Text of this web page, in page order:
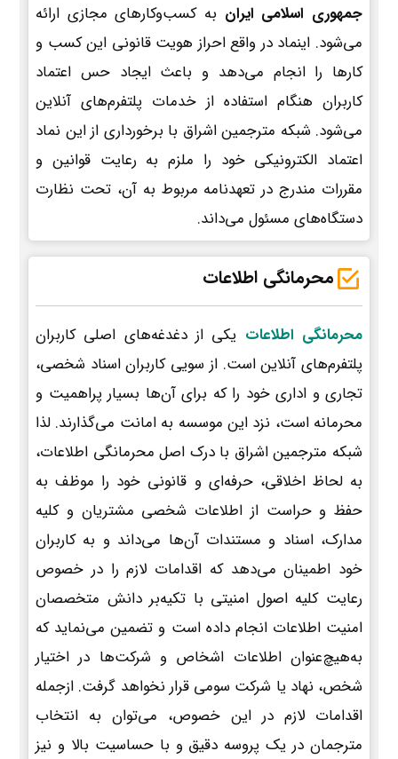
جمهوری اسلامی ایران به کسب‌وکارهای مجازی ارائه
می‌شود. اینماد در واقع احراز هویت قانونی این کسب و
کارها را انجام می‌دهد و باعث ایجاد حس اعتماد
کاربران هنگام استفاده از خدمات پلتفرم‌های آنلاین
می‌شود. شبکه مترجمین اشراق با برخورداری از این نماد
اعتماد الکترونیکی خود را ملزم به رعایت قوانین و
مقررات مندرج در تعهدنامه مربوط به آن، تحت نظارت
دستگاه‌های مسئول می‌داند.
محرمانگی اطلاعات
محرمانگی اطلاعات یکی از دغدغه‌های اصلی کاربران
پلتفرم‌های آنلاین است. از سویی کاربران اسناد شخصی،
تجاری و اداری خود را که برای آن‌ها بسیار پراهمیت و
محرمانه است، نزد این موسسه به امانت می‌گذارند. لذا
شبکه مترجمین اشراق با درک اصل محرمانگی اطلاعات،
به لحاظ اخلاقی، حرفه‌ای و قانونی خود را موظف به
حفظ و حراست از اطلاعات شخصی مشتریان و کلیه
مدارک، اسناد و مستندات آن‌ها می‌داند و به کاربران
خود اطمینان می‌دهد که اقدامات لازم را در خصوص
رعایت کلیه اصول امنیتی با تکیه‌بر دانش متخصصان
امنیت اطلاعات انجام داده است و تضمین می‌نماید که
به‌هیچ‌عنوان اطلاعات اشخاص و شرکت‌ها در اختیار
شخص، نهاد یا شرکت سومی قرار نخواهد گرفت. ازجمله
اقدامات لازم در این خصوص، می‌توان به انتخاب
مترجمان در یک پروسه دقیق و با حساسیت بالا و نیز